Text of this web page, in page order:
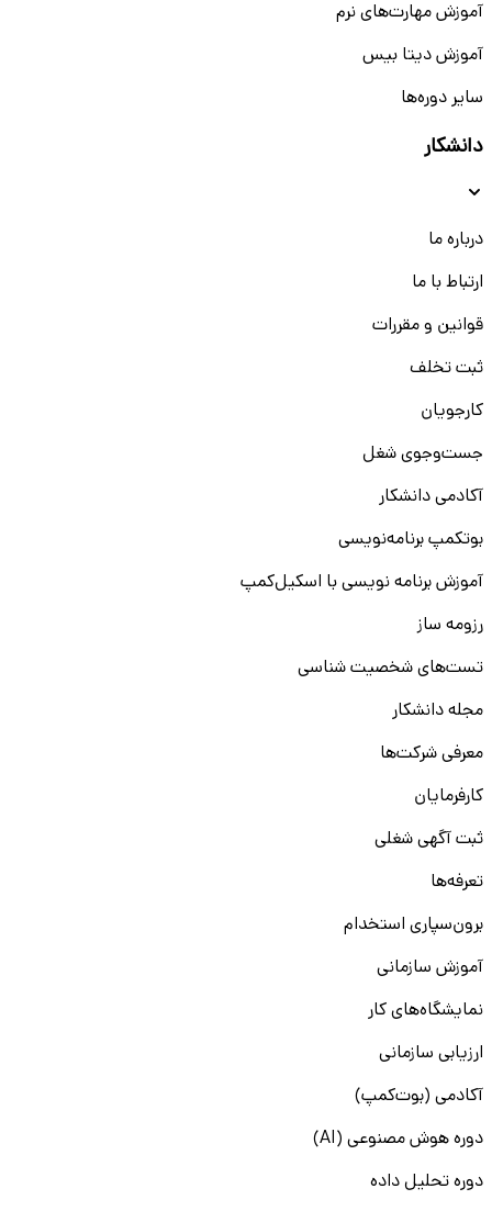
آموزش مهارت‌های نرم
آموزش دیتا بیس
سایر دوره‌ها
دانشکار
درباره ما
ارتباط با ما
قوانین و مقررات
ثبت تخلف
کارجویان
جست‌و‌جوی شغل
آکادمی دانشکار
بوتکمپ برنامه‌نویسی
آموزش برنامه نویسی با اسکیل‌کمپ
رزومه ساز
تست‌های شخصیت شناسی
مجله دانشکار
معرفی شرکت‌ها
کارفرمایان
ثبت آگهی شغلی
تعرفه‌ها
برون‌سپاری استخدام
آموزش سازمانی
نمایشگاه‌های کار
ارزیابی سازمانی
آکادمی (بوت‌کمپ)
دوره هوش مصنوعی (AI)
دوره تحلیل داده